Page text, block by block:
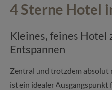
4 Sterne Hotel
Kleines, feines Hotel
Entspannen
Zentral und trotzdem absolut
ist ein idealer Ausgangspunkt